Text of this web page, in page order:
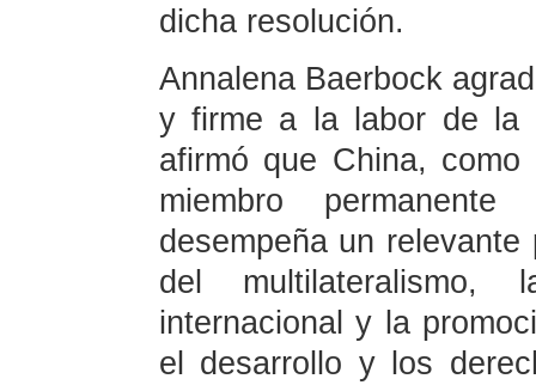
dicha resolución.
Annalena Baerbock
y firme a la labor de la
afirmó que China,
miembro
desempeña un
del multilateralismo,
internacional y la
el desarrollo y los